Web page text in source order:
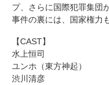
プ、さらに国際犯罪集団
事件の裏には、国家権力
【CAST】
水上恒司
ユンホ（東方神起）
渋川清彦